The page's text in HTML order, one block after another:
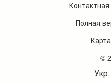
Полная
©
Укр